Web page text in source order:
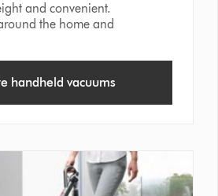
and convenient.
the home and
handheld vacuums